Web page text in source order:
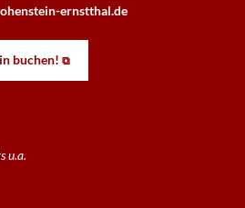
ernstthal.de
buchen!
u.a.